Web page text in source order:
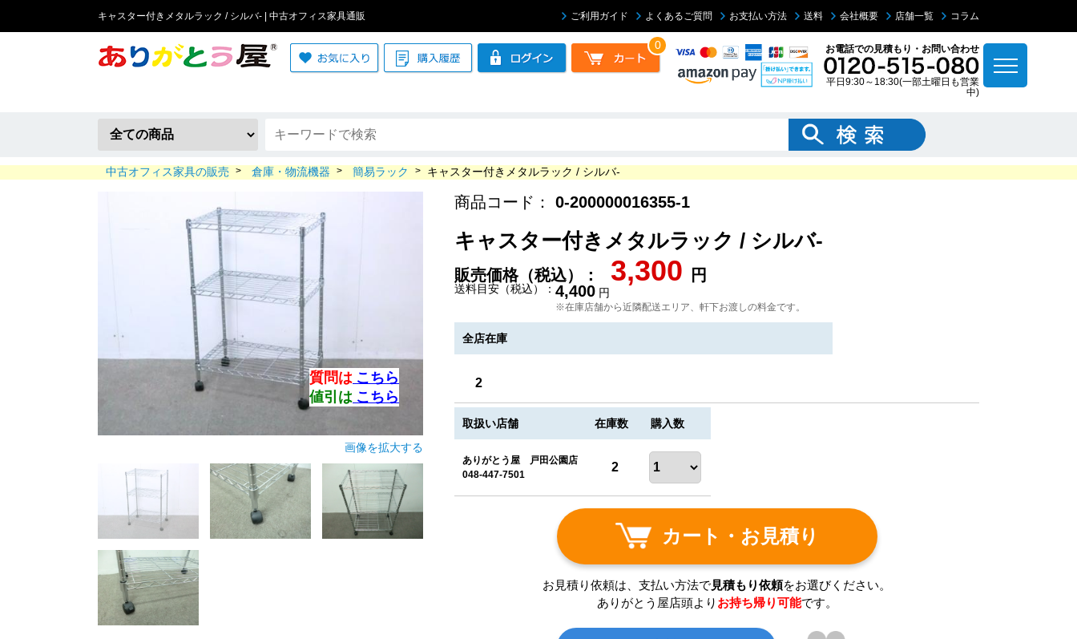
キャスター付きメタルラック / シルバ- | 中古オフィス家具通販 ご利用ガイド よくあるご質問 お支払い方法 送料 会社概要 店舗一覧 コラム
0 お電話での見積もり・お問い合わせ
平日9:30～18:30(一部土曜日も営業
中)
中古オフィス家具の販売 > 倉庫・物流機器 > 簡易ラック > キャスター付きメタルラック / シルバ-
質問は こちら
値引は こちら
画像を拡大する
商品コード： 0-200000016355-1
キャスター付きメタルラック / シルバ-
販売価格（税込）： 3,300 円
送料目安（税込）： 4,400 円
※在庫店舗から近隣配送エリア、軒下お渡しの料金です。
全店在庫
2
取扱い店舗 在庫数 購入数
ありがとう屋 戸田公園店
048-447-7501
2
カート・お見積り
お見積り依頼は、支払い方法で見積もり依頼をお選びください。
ありがとう屋店頭より お持ち帰り可能です。